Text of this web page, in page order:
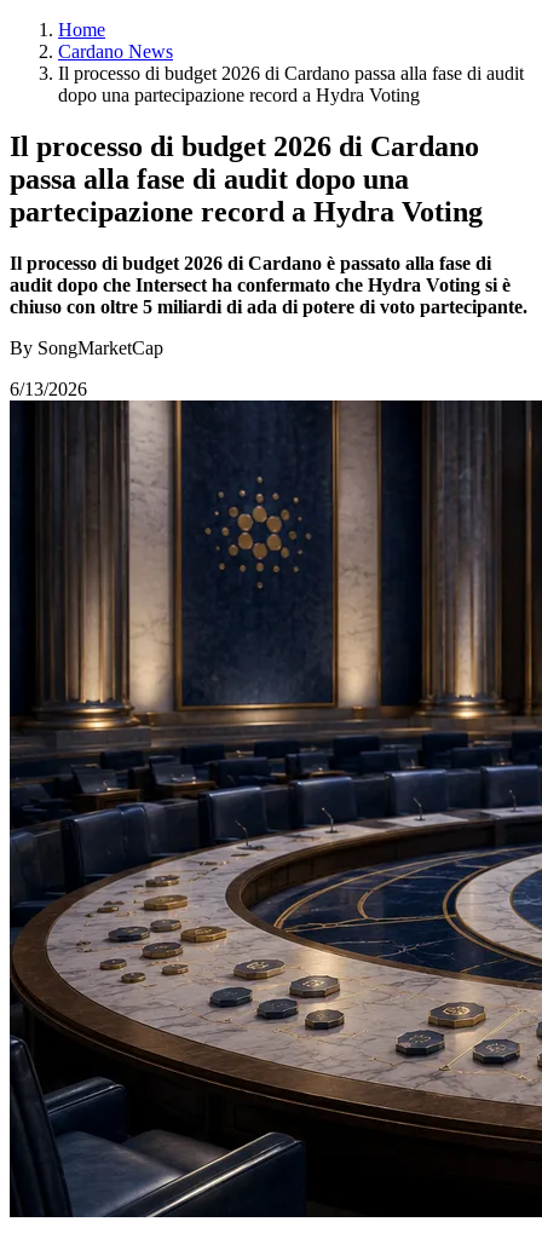
Home
Cardano News
Il processo di budget 2026 di Cardano passa alla fase di audit
dopo una partecipazione record a Hydra Voting
Il processo di budget 2026 di Cardano
passa alla fase di audit dopo una
partecipazione record a Hydra Voting
Il processo di budget 2026 di Cardano è passato alla fase di
audit dopo che Intersect ha confermato che Hydra Voting si è
chiuso con oltre 5 miliardi di ada di potere di voto partecipante.
By SongMarketCap
6/13/2026